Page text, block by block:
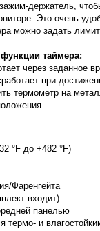
держатель,
Это очень
можно задать
таймера:
через заданное
при
термометр на
°F до +482 °F)
Фаренгейта
входит)
панелью
термо- и